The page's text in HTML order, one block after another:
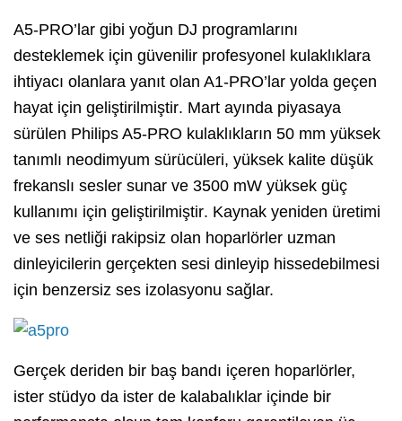
A5-PRO’lar gibi yoğun DJ programlarını
desteklemek için güvenilir profesyonel kulaklıklara
ihtiyacı olanlara yanıt olan A1-PRO’lar yolda geçen
hayat için geliştirilmiştir. Mart ayında piyasaya
sürülen Philips A5-PRO kulaklıkların 50 mm yüksek
tanımlı neodimyum sürücüleri, yüksek kalite düşük
frekanslı sesler sunar ve 3500 mW yüksek güç
kullanımı için geliştirilmiştir. Kaynak yeniden üretimi
ve ses netliği rakipsiz olan hoparlörler uzman
dinleyicilerin gerçekten sesi dinleyip hissedebilmesi
için benzersiz ses izolasyonu sağlar.
Gerçek deriden bir baş bandı içeren hoparlörler,
ister stüdyo da ister de kalabalıklar içinde bir